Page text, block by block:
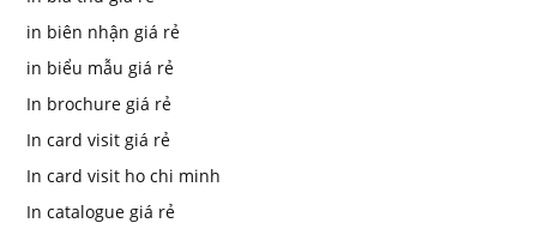
in biên nhận giá rẻ
in biểu mẫu giá rẻ
In brochure giá rẻ
In card visit giá rẻ
In card visit ho chi minh
In catalogue giá rẻ